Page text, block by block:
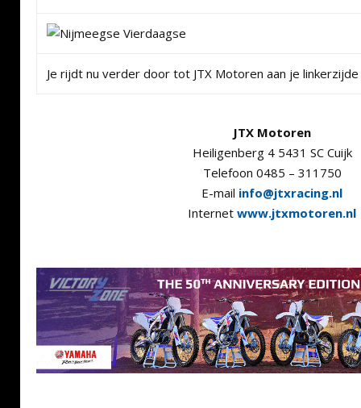
Je rijdt nu verder door tot JTX Motoren aan je
JTX Motoren
Heiligenberg 4 5431 SC Cuijk
Telefoon 0485 – 311750
E-mail info@jtxracing.nl
Internet www.jtxmotoren.nl